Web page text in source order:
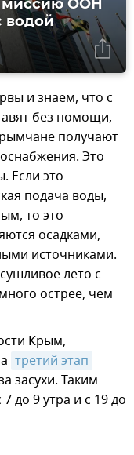
миссию ООН
водой
и знаем, что с
без помощи, -
получают
Это
Если это
подача воды,
то это
осадками,
источниками.
лето с
острее, чем
Крым,
третий этап
засухи. Таким
до 9 утра и с 19 до